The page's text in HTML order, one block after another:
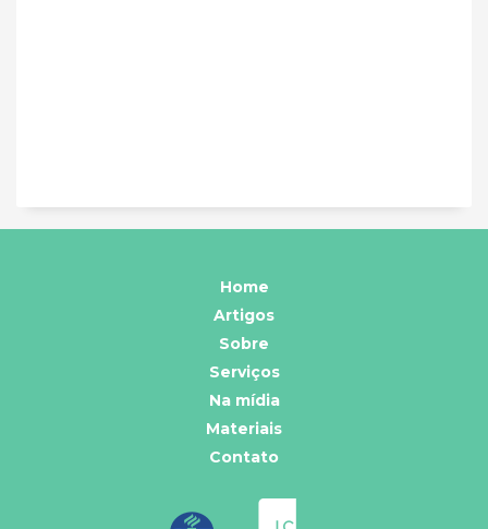
Home
Artigos
Sobre
Serviços
Na mídia
Materiais
Contato